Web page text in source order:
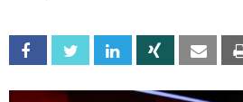
Facebook Twitter Linkedin Xing Email